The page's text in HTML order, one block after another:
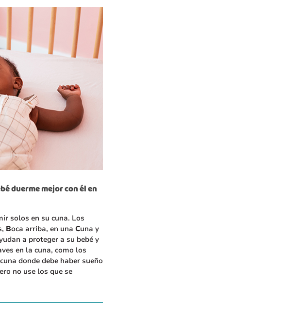
duerme mejor con él en
solos en su cuna. Los
Boca arriba, en una Cuna y
a proteger a su bebé y
en la cuna, como los
donde debe haber sueño
no use los que se